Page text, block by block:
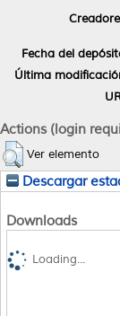
Fecha del
Última
Actions (login
Ver elemento
Descargar
Downloads
Loading...